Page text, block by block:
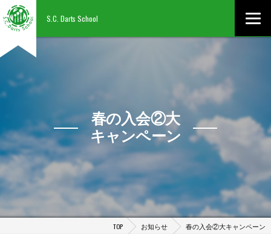
S.C. Darts School
春の入会②大
キャンペーン
TOP お知らせ 春の入会②大キャンペーン